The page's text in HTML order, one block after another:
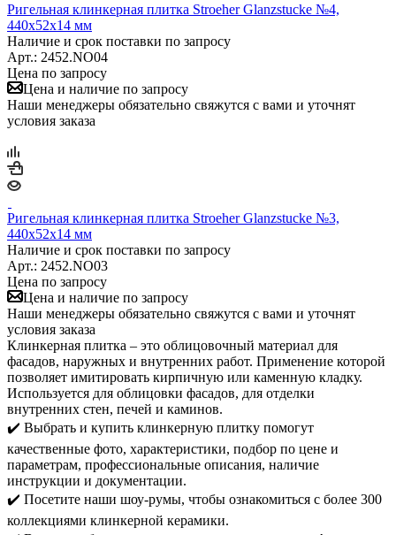
Ригельная клинкерная плитка Stroeher Glanzstucke №4,
440х52х14 мм
Наличие и срок поставки по запросу
Арт.: 2452.NO04
Цена по запросу
Цена и наличие по запросу
Наши менеджеры обязательно свяжутся с вами и уточнят
условия заказа
Ригельная клинкерная плитка Stroeher Glanzstucke №3,
440х52х14 мм
Наличие и срок поставки по запросу
Арт.: 2452.NO03
Цена по запросу
Цена и наличие по запросу
Наши менеджеры обязательно свяжутся с вами и уточнят
условия заказа
Клинкерная плитка – это облицовочный материал для
фасадов, наружных и внутренних работ. Применение которой
позволяет имитировать кирпичную или каменную кладку.
Используется для облицовки фасадов, для отделки
внутренних стен, печей и каминов.
✔️ Выбрать и купить клинкерную плитку помогут
качественные фото, характеристики, подбор по цене и
параметрам, профессиональные описания, наличие
инструкции и документации.
✔️ Посетите наши шоу-румы, чтобы ознакомиться с более 300
коллекциями клинкерной керамики.